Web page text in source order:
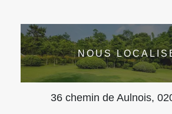
NOUS
36 chemin de Aulnois,